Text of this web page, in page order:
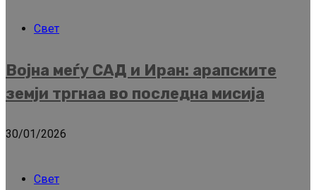
Свет
Војна меѓу САД и Иран: арапските
земји тргнаа во последна мисија
30/01/2026
Свет